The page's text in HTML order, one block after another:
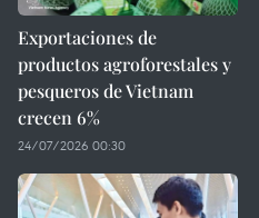
Exportaciones de
productos agroforestales y
pesqueros de Vietnam
crecen 6%
24/07/2026 00:30